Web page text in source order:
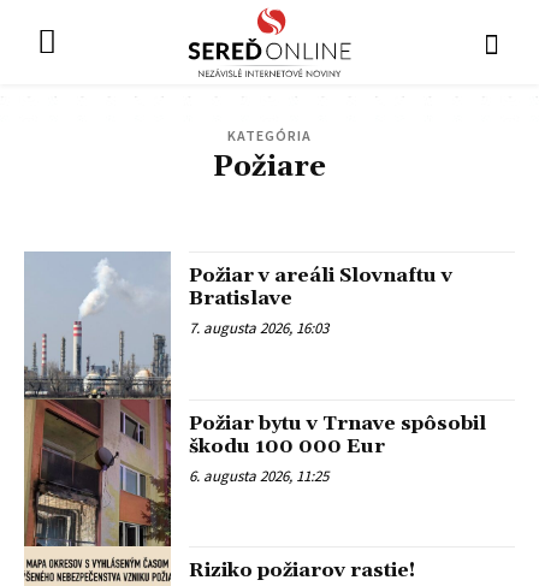
KATEGÓRIA
Požiare
Požiar v areáli Slovnaftu v
Bratislave
7. augusta 2026, 16:03
Požiar bytu v Trnave spôsobil
škodu 100 000 Eur
6. augusta 2026, 11:25
Riziko požiarov rastie!